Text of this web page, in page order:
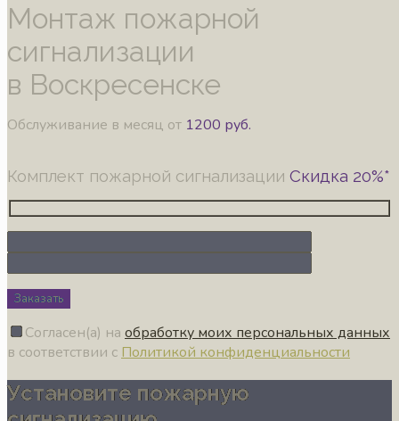
Монтаж пожарной
сигнализации
в Воскресенске
Обслуживание в месяц от 1200 руб.
Комплект пожарной сигнализации Скидка 20%*
Заказать
Согласен(а) на обработку моих персональных данных
в соответствии с Политикой конфиденциальности
Установите пожарную